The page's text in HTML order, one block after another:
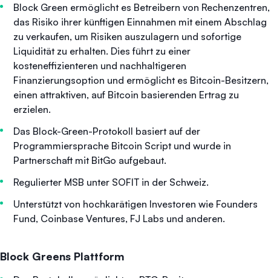
Block Green ermöglicht es Betreibern von Rechenzentren,
das Risiko ihrer künftigen Einnahmen mit einem Abschlag
zu verkaufen, um Risiken auszulagern und sofortige
Liquidität zu erhalten. Dies führt zu einer
kosteneffizienteren und nachhaltigeren
Finanzierungsoption und ermöglicht es Bitcoin-Besitzern,
einen attraktiven, auf Bitcoin basierenden Ertrag zu
erzielen.
Das Block-Green-Protokoll basiert auf der
Programmiersprache Bitcoin Script und wurde in
Partnerschaft mit BitGo aufgebaut.
Regulierter MSB unter SOFIT in der Schweiz.
Unterstützt von hochkarätigen Investoren wie Founders
Fund, Coinbase Ventures, FJ Labs und anderen.
Block Greens Plattform